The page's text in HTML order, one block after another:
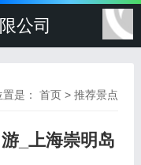
公司
置是：首页 >推荐景点
_上海崇明岛